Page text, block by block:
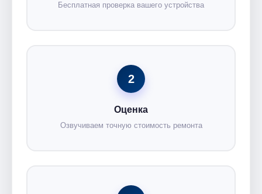
Бесплатная проверка вашего устройства
2
Оценка
Озвучиваем точную стоимость ремонта